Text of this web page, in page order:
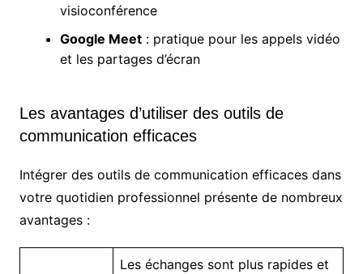
visioconférence
Google Meet: pratique pour les appels vidéo
et les partages d’écran
Les avantages d’utiliser des outils de
communication efficaces
Intégrer des outils de communication efficaces dans
votre quotidien professionnel présente de nombreux
avantages :
Les échanges sont plus rapides et